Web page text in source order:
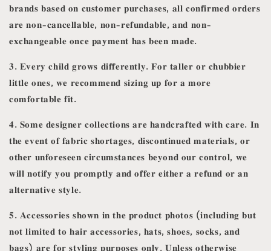
𝐛𝐫𝐚𝐧𝐝𝐬 𝐛𝐚𝐬𝐞𝐝 𝐨𝐧 𝐜𝐮𝐬𝐭𝐨𝐦𝐞𝐫 𝐩𝐮𝐫𝐜𝐡𝐚𝐬𝐞𝐬, 𝐚𝐥𝐥 𝐜𝐨𝐧𝐟𝐢𝐫𝐦𝐞𝐝 𝐨𝐫𝐝𝐞𝐫𝐬
𝐚𝐫𝐞 𝐧𝐨𝐧-𝐜𝐚𝐧𝐜𝐞𝐥𝐥𝐚𝐛𝐥𝐞, 𝐧𝐨𝐧-𝐫𝐞𝐟𝐮𝐧𝐝𝐚𝐛𝐥𝐞, 𝐚𝐧𝐝 𝐧𝐨𝐧-
𝐞𝐱𝐜𝐡𝐚𝐧𝐠𝐞𝐚𝐛𝐥𝐞 𝐨𝐧𝐜𝐞 𝐩𝐚𝐲𝐦𝐞𝐧𝐭 𝐡𝐚𝐬 𝐛𝐞𝐞𝐧 𝐦𝐚𝐝𝐞.
𝟑. 𝐄𝐯𝐞𝐫𝐲 𝐜𝐡𝐢𝐥𝐝 𝐠𝐫𝐨𝐰𝐬 𝐝𝐢𝐟𝐟𝐞𝐫𝐞𝐧𝐭𝐥𝐲. 𝐅𝐨𝐫 𝐭𝐚𝐥𝐥𝐞𝐫 𝐨𝐫 𝐜𝐡𝐮𝐛𝐛𝐢𝐞𝐫
𝐥𝐢𝐭𝐭𝐥𝐞 𝐨𝐧𝐞𝐬, 𝐰𝐞 𝐫𝐞𝐜𝐨𝐦𝐦𝐞𝐧𝐝 𝐬𝐢𝐳𝐢𝐧𝐠 𝐮𝐩 𝐟𝐨𝐫 𝐚 𝐦𝐨𝐫𝐞
𝐜𝐨𝐦𝐟𝐨𝐫𝐭𝐚𝐛𝐥𝐞 𝐟𝐢𝐭.
𝟒. 𝐒𝐨𝐦𝐞 𝐝𝐞𝐬𝐢𝐠𝐧𝐞𝐫 𝐜𝐨𝐥𝐥𝐞𝐜𝐭𝐢𝐨𝐧𝐬 𝐚𝐫𝐞 𝐡𝐚𝐧𝐝𝐜𝐫𝐚𝐟𝐭𝐞𝐝 𝐰𝐢𝐭𝐡 𝐜𝐚𝐫𝐞. 𝐈𝐧
𝐭𝐡𝐞 𝐞𝐯𝐞𝐧𝐭 𝐨𝐟 𝐟𝐚𝐛𝐫𝐢𝐜 𝐬𝐡𝐨𝐫𝐭𝐚𝐠𝐞𝐬, 𝐝𝐢𝐬𝐜𝐨𝐧𝐭𝐢𝐧𝐮𝐞𝐝 𝐦𝐚𝐭𝐞𝐫𝐢𝐚𝐥𝐬, 𝐨𝐫
𝐨𝐭𝐡𝐞𝐫 𝐮𝐧𝐟𝐨𝐫𝐞𝐬𝐞𝐞𝐧 𝐜𝐢𝐫𝐜𝐮𝐦𝐬𝐭𝐚𝐧𝐜𝐞𝐬 𝐛𝐞𝐲𝐨𝐧𝐝 𝐨𝐮𝐫 𝐜𝐨𝐧𝐭𝐫𝐨𝐥, 𝐰𝐞
𝐰𝐢𝐥𝐥 𝐧𝐨𝐭𝐢𝐟𝐲 𝐲𝐨𝐮 𝐩𝐫𝐨𝐦𝐩𝐭𝐥𝐲 𝐚𝐧𝐝 𝐨𝐟𝐟𝐞𝐫 𝐞𝐢𝐭𝐡𝐞𝐫 𝐚 𝐫𝐞𝐟𝐮𝐧𝐝 𝐨𝐫 𝐚𝐧
𝐚𝐥𝐭𝐞𝐫𝐧𝐚𝐭𝐢𝐯𝐞 𝐬𝐭𝐲𝐥𝐞.
𝟓. 𝐀𝐜𝐜𝐞𝐬𝐬𝐨𝐫𝐢𝐞𝐬 𝐬𝐡𝐨𝐰𝐧 𝐢𝐧 𝐭𝐡𝐞 𝐩𝐫𝐨𝐝𝐮𝐜𝐭 𝐩𝐡𝐨𝐭𝐨𝐬 (𝐢𝐧𝐜𝐥𝐮𝐝𝐢𝐧𝐠 𝐛𝐮𝐭
𝐧𝐨𝐭 𝐥𝐢𝐦𝐢𝐭𝐞𝐝 𝐭𝐨 𝐡𝐚𝐢𝐫 𝐚𝐜𝐜𝐞𝐬𝐬𝐨𝐫𝐢𝐞𝐬, 𝐡𝐚𝐭𝐬, 𝐬𝐡𝐨𝐞𝐬, 𝐬𝐨𝐜𝐤𝐬, 𝐚𝐧𝐝
𝐛𝐚𝐠𝐬) 𝐚𝐫𝐞 𝐟𝐨𝐫 𝐬𝐭𝐲𝐥𝐢𝐧𝐠 𝐩𝐮𝐫𝐩𝐨𝐬𝐞𝐬 𝐨𝐧𝐥𝐲. 𝐔𝐧𝐥𝐞𝐬𝐬 𝐨𝐭𝐡𝐞𝐫𝐰𝐢𝐬𝐞